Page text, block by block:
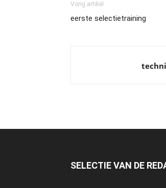
Vorig artikel
eerste selectietraining
SELECTIE VAN DE